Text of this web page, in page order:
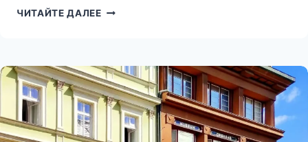
ЧИТАЙТЕ ДАЛЕЕПАХТОВСКИЙ